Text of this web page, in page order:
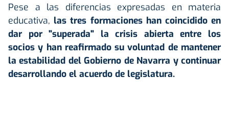
Pese a las diferencias expresadas en materia
educativa, las tres formaciones han coincidido en
dar por "superada" la crisis abierta entre los
socios y han reafirmado su voluntad de mantener
la estabilidad del Gobierno de Navarra y continuar
desarrollando el acuerdo de legislatura.